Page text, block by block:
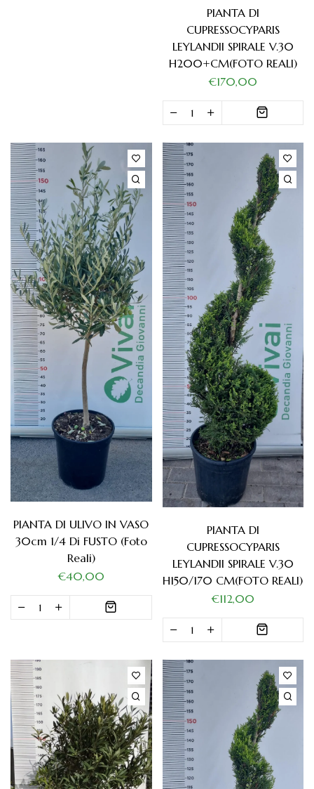
PIANTA DI
CUPRESSOCYPARIS
LEYLANDII SPIRALE V.30
H200+CM(FOTO REALI)
€170,00
PIANTA DI ULIVO IN VASO
30cm 1/4 Di FUSTO (foto
Reali)
€40,00
PIANTA DI
CUPRESSOCYPARIS
LEYLANDII SPIRALE V.30
H150/170 CM(FOTO REALI)
€112,00